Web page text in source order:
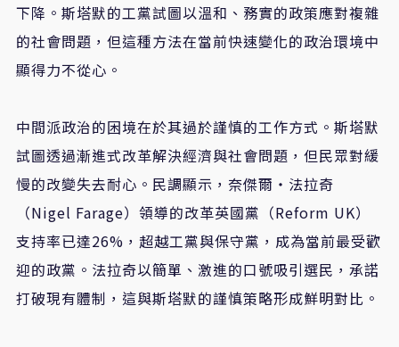
下降。斯塔默的工黨試圖以溫和、務實的政策應對複雜
的社會問題，但這種方法在當前快速變化的政治環境中
顯得力不從心。
中間派政治的困境在於其過於謹慎的工作方式。斯塔默
試圖透過漸進式改革解決經濟與社會問題，但民眾對緩
慢的改變失去耐心。民調顯示，奈傑爾・法拉奇
（Nigel Farage）領導的改革英國黨（Reform UK）
支持率已達26%，超越工黨與保守黨，成為當前最受歡
迎的政黨。法拉奇以簡單、激進的口號吸引選民，承諾
打破現有體制，這與斯塔默的謹慎策略形成鮮明對比。